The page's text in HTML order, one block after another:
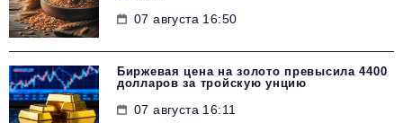
07 августа 16:50
Биржевая цена на золото превысила 4400
долларов за тройскую унцию
07 августа 16:11